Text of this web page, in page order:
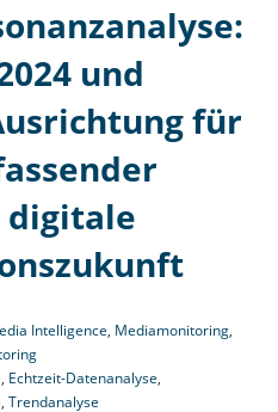
und
für
digitale
Intelligence Mediamonitoring,
Echtzeit-Datenanalyse
Trendanalyse